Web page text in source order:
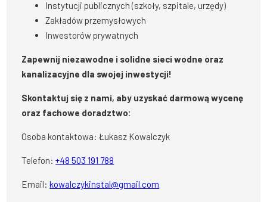
Instytucji publicznych (szkoły, szpitale, urzędy)
Zakładów przemysłowych
Inwestorów prywatnych
Zapewnij niezawodne i solidne sieci wodne oraz
kanalizacyjne dla swojej inwestycji!
Skontaktuj się z nami, aby uzyskać darmową wycenę
oraz fachowe doradztwo:
Osoba kontaktowa: Łukasz Kowalczyk
Telefon:+48 503 191 788
Email:kowalczykinstal@gmail.com